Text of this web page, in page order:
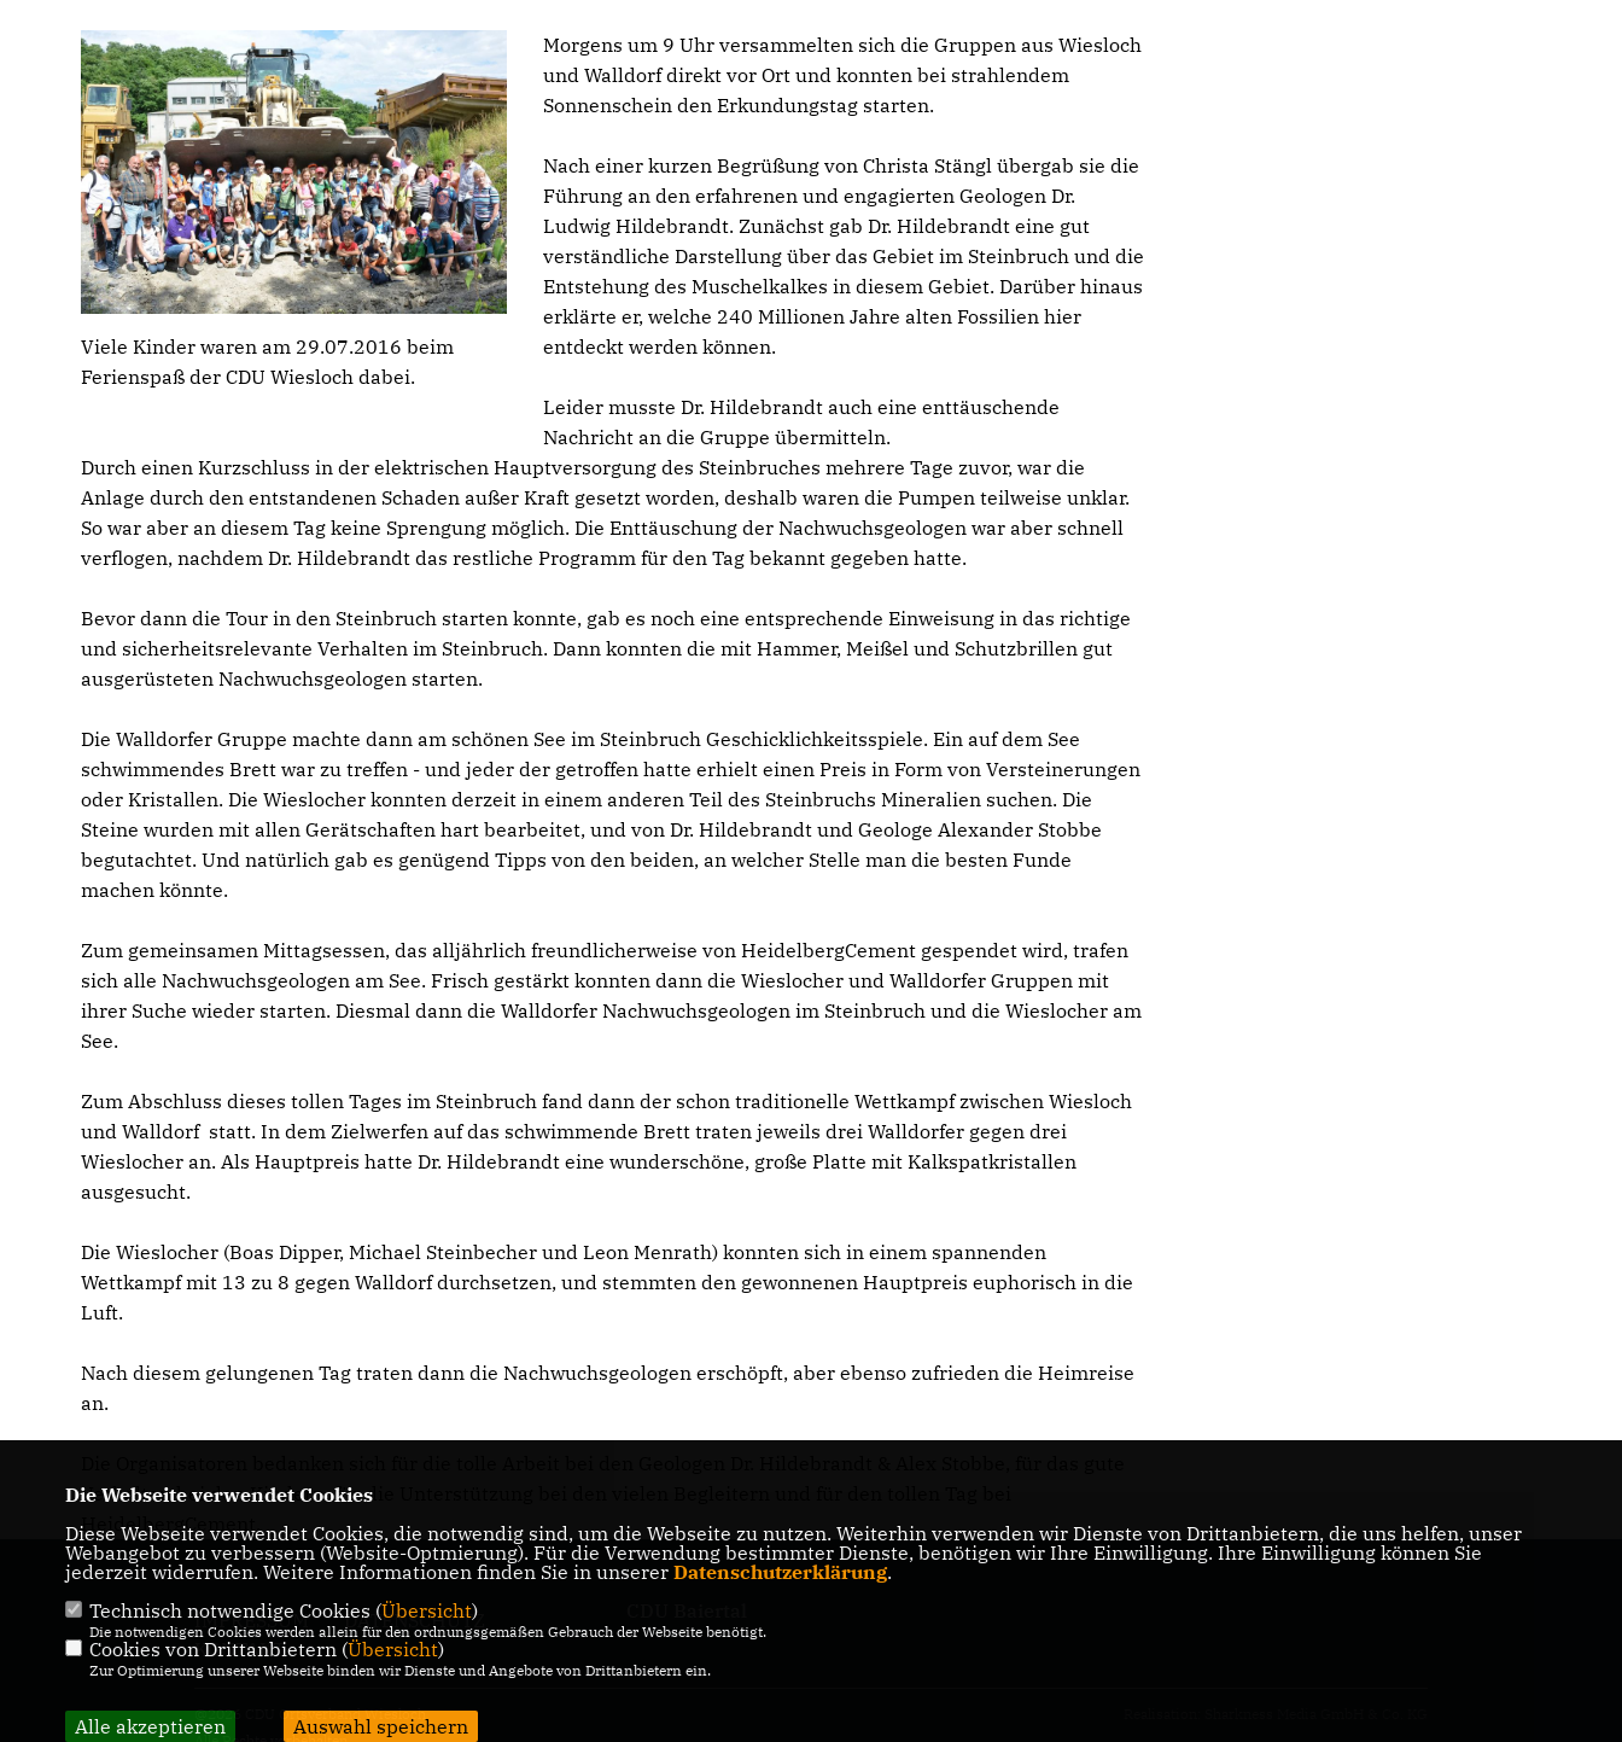
Viele Kinder waren am 29.07.2016 beim
Ferienspaß der CDU Wiesloch dabei.
Morgens um 9 Uhr versammelten sich die Gruppen aus Wiesloch
und Walldorf direkt vor Ort und konnten bei strahlendem
Sonnenschein den Erkundungstag starten.
Nach einer kurzen Begrüßung von Christa Stängl übergab sie die
Führung an den erfahrenen und engagierten Geologen Dr.
Ludwig Hildebrandt. Zunächst gab Dr. Hildebrandt eine gut
verständliche Darstellung über das Gebiet im Steinbruch und die
Entstehung des Muschelkalkes in diesem Gebiet. Darüber hinaus
erklärte er, welche 240 Millionen Jahre alten Fossilien hier
entdeckt werden können.
Leider musste Dr. Hildebrandt auch eine enttäuschende
Nachricht an die Gruppe übermitteln.
Durch einen Kurzschluss in der elektrischen Hauptversorgung des Steinbruches mehrere Tage zuvor, war die
Anlage durch den entstandenen Schaden außer Kraft gesetzt worden, deshalb waren die Pumpen teilweise unklar.
So war aber an diesem Tag keine Sprengung möglich. Die Enttäuschung der Nachwuchsgeologen war aber schnell
verflogen, nachdem Dr. Hildebrandt das restliche Programm für den Tag bekannt gegeben hatte.
Bevor dann die Tour in den Steinbruch starten konnte, gab es noch eine entsprechende Einweisung in das richtige
und sicherheitsrelevante Verhalten im Steinbruch. Dann konnten die mit Hammer, Meißel und Schutzbrillen gut
ausgerüsteten Nachwuchsgeologen starten.
Die Walldorfer Gruppe machte dann am schönen See im Steinbruch Geschicklichkeitsspiele. Ein auf dem See
schwimmendes Brett war zu treffen - und jeder der getroffen hatte erhielt einen Preis in Form von Versteinerungen
oder Kristallen. Die Wieslocher konnten derzeit in einem anderen Teil des Steinbruchs Mineralien suchen. Die
Steine wurden mit allen Gerätschaften hart bearbeitet, und von Dr. Hildebrandt und Geologe Alexander Stobbe
begutachtet. Und natürlich gab es genügend Tipps von den beiden, an welcher Stelle man die besten Funde
machen könnte.
Zum gemeinsamen Mittagsessen, das alljährlich freundlicherweise von HeidelbergCement gespendet wird, trafen
sich alle Nachwuchsgeologen am See. Frisch gestärkt konnten dann die Wieslocher und Walldorfer Gruppen mit
ihrer Suche wieder starten. Diesmal dann die Walldorfer Nachwuchsgeologen im Steinbruch und die Wieslocher am
See.
Zum Abschluss dieses tollen Tages im Steinbruch fand dann der schon traditionelle Wettkampf zwischen Wiesloch
und Walldorf statt. In dem Zielwerfen auf das schwimmende Brett traten jeweils drei Walldorfer gegen drei
Wieslocher an. Als Hauptpreis hatte Dr. Hildebrandt eine wunderschöne, große Platte mit Kalkspatkristallen
ausgesucht.
Die Wieslocher (Boas Dipper, Michael Steinbecher und Leon Menrath) konnten sich in einem spannenden
Wettkampf mit 13 zu 8 gegen Walldorf durchsetzen, und stemmten den gewonnenen Hauptpreis euphorisch in die
Luft.
Nach diesem gelungenen Tag traten dann die Nachwuchsgeologen erschöpft, aber ebenso zufrieden die Heimreise
an.
Verhalten bei den Kindern, für die Unterstützung bei den vielen Begleitern und für den tollen Tag bei
HeidelbergCement.
IMPRESSUM
DATENSCHUTZ
KONTAKT
@2026 CDU Ortsverband Wiesloch
Die Webseite verwendet Cookies
Diese Webseite verwendet Cookies, die notwendig sind, um die Webseite zu nutzen. Weiterhin verwenden wir Dienste von Drittanbietern, die uns helfen, unser
Webangebot zu verbessern (Website-Optmierung). Für die Verwendung bestimmter Dienste, benötigen wir Ihre Einwilligung. Ihre Einwilligung können Sie
jederzeit widerrufen. Weitere Informationen finden Sie in unserer Datenschutzerklärung.
Technisch notwendige Cookies (Übersicht)
Die notwendigen Cookies werden allein für den ordnungsgemäßen Gebrauch der Webseite benötigt.
Cookies von Drittanbietern (Übersicht)
Zur Optimierung unserer Webseite binden wir Dienste und Angebote von Drittanbietern ein.
Alle akzeptieren Auswahl speichern